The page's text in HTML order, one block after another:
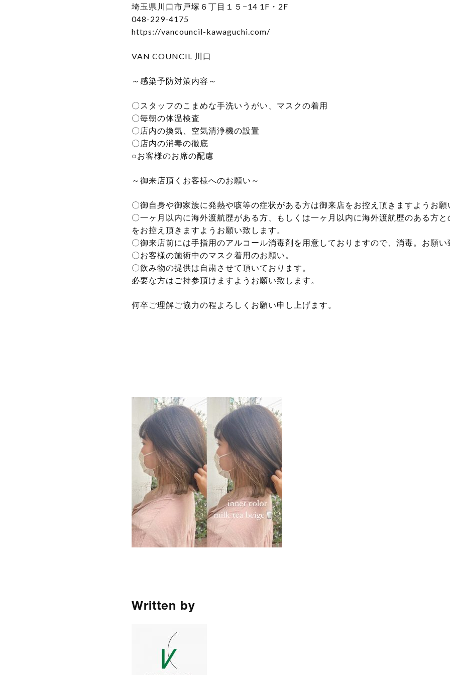
埼玉県川口市戸塚６丁目１５−14 1F・2F
048-229-4175
https://vancouncil-kawaguchi.com/
VAN COUNCIL 川口
～感染予防対策内容～
〇スタッフのこまめな手洗いうがい、マスクの着用
〇毎朝の体温検査
〇店内の換気、空気清浄機の設置
〇店内の消毒の徹底
○お客様のお席の配慮
～御来店頂くお客様へのお願い～
〇御自身や御家族に発熱や咳等の症状がある方は御来店をお控え頂きますようお願
〇一ヶ月以内に海外渡航歴がある方、もしくは一ヶ月以内に海外渡航歴のある方
をお控え頂きますようお願い致します。
〇御来店前には手指用のアルコール消毒剤を用意しておりますので、消毒。お願い
〇お客様の施術中のマスク着用のお願い。
〇飲み物の提供は自粛させて頂いております。
必要な方はご持参頂けますようお願い致します。
何卒ご理解ご協力の程よろしくお願い申し上げます。
Written by